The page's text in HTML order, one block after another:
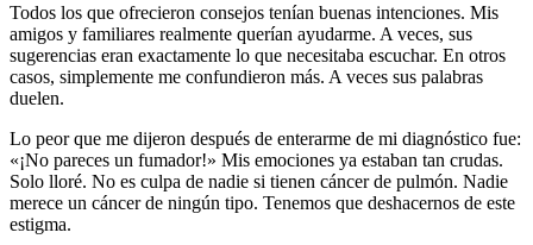
Todos los que ofrecieron consejos tenían buenas intenciones. Mis
amigos y familiares realmente querían ayudarme. A veces, sus
sugerencias eran exactamente lo que necesitaba escuchar. En otros
casos, simplemente me confundieron más. A veces sus palabras
duelen.
Lo peor que me dijeron después de enterarme de mi diagnóstico fue:
«¡No pareces un fumador!» Mis emociones ya estaban tan crudas.
Solo lloré. No es culpa de nadie si tienen cáncer de pulmón. Nadie
merece un cáncer de ningún tipo. Tenemos que deshacernos de este
estigma.